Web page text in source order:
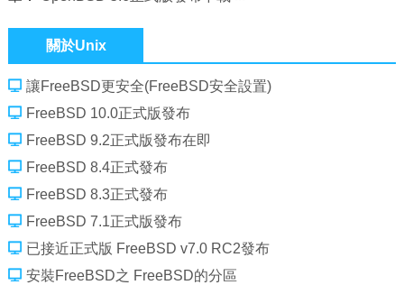
關於Unix
讓FreeBSD更安全(FreeBSD安全設置)
FreeBSD 10.0正式版發布
FreeBSD 9.2正式版發布在即
FreeBSD 8.4正式發布
FreeBSD 8.3正式發布
FreeBSD 7.1正式版發布
已接近正式版 FreeBSD v7.0 RC2發布
安裝FreeBSD之 FreeBSD的分區